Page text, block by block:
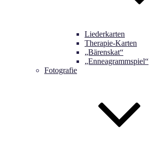
Liederkarten
Therapie-Karten
„Bärenskat“
„Enneagrammspiel“
Fotografie